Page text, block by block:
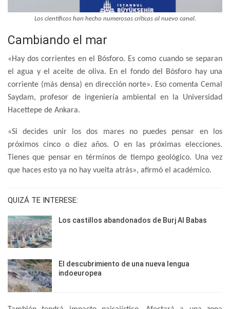
Los científicos han hecho numerosas críticas al nuevo canal.
Cambiando el mar
«Hay dos corrientes en el Bósforo. Es como cuando se separan
el agua y el aceite de oliva. En el fondo del Bósforo hay una
corriente (más densa) en dirección norte». Eso comenta Cemal
Saydam, profesor de ingeniería ambiental en la Universidad
Hacettepe de Ankara.
«Si decides unir los dos mares no puedes pensar en los
próximos cinco o diez años. O en las próximas elecciones.
Tienes que pensar en términos de tiempo geológico. Una vez
que haces esto ya no hay vuelta atrás», afirmó el académico.
QUIZÁ TE INTERESE:
Los castillos abandonados de Burj Al Babas
El descubrimiento de una nueva lengua
indoeuropea